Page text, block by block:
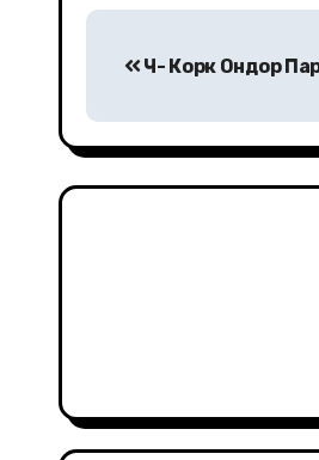
Навигация
по
записям
Ч- Корк Ондор